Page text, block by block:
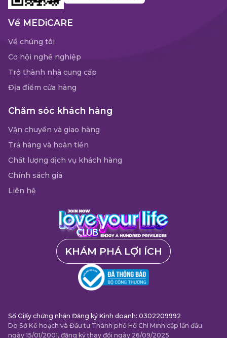
Về MEDiCARE
Về chúng tôi
Cơ hội nghề nghiệp
Trở thành nhà cung cấp
Địa điểm cửa hàng
Chăm sóc khách hàng
Vận chuyển và giao hàng
Trả hàng và hoàn tiền
Chất lượng dịch vụ khách hàng
Chính sách giá
Liên hệ
KHÁM PHÁ LỢI ÍCH
Số Giấy chứng nhận Đăng ký Kinh doanh: 0302209992
Do Sở Kế hoạch và Đầu tư Thành phố Hồ Chí Minh cấp lần đầu
ngày 15/01/2001, đăng ký thay đổi ngày 26/09/2025.